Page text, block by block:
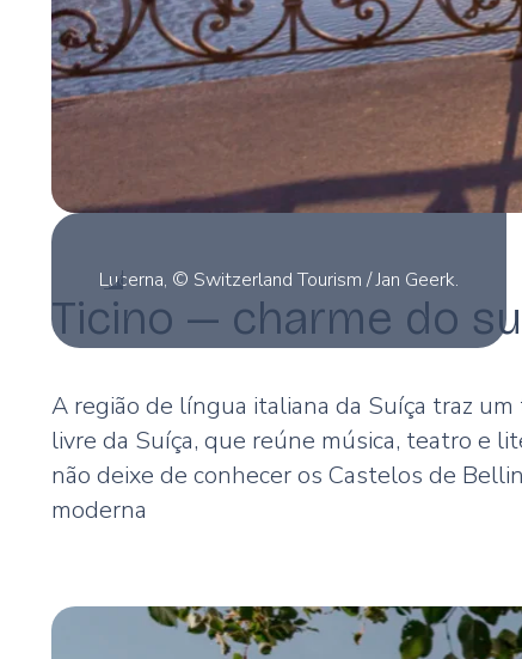
Lucerna, © Switzerland Tourism / Jan Geerk.
Ticino — charme do
A região de língua italiana da Suíça traz
livre da Suíça, que reúne música, teatro e
não deixe de conhecer os Castelos de
moderna